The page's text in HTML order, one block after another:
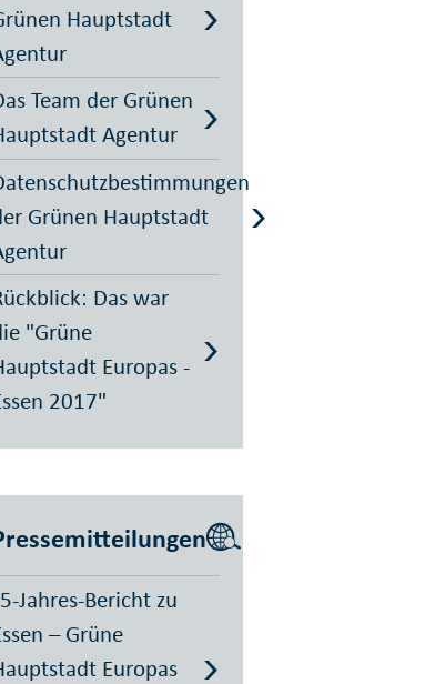
Hauptstadt
Team der Grünen
Agentur
Grünen Hauptstadt
Das war
"Grüne
Europas -
2017"
Jahres-Bericht zu
– Grüne
Europas